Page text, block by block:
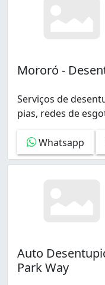
Mororó -
Serviços de
pias, redes de
Whatsapp
Auto
Park Way